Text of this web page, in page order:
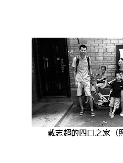
戴志超的四口之家（